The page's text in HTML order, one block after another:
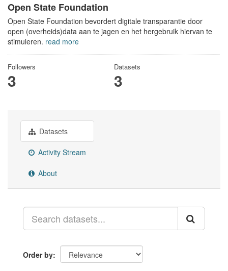
Open State Foundation
Open State Foundation bevordert digitale transparantie door
open (overheids)data aan te jagen en het hergebruik hiervan te
stimuleren. read more
Followers
3
Datasets
3
Datasets
Activity Stream
About
Order by